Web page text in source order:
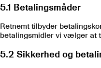
5.1 Betalingsmåder
Retnemt tilbyder
betalingsmidler vi vælger at
5.2 Sikkerhed og